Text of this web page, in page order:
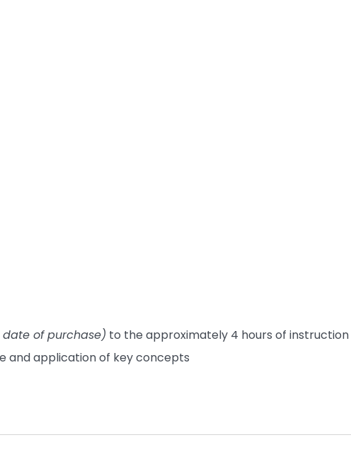
of purchase) to the approximately 4 hours of instruction
and application of key concepts